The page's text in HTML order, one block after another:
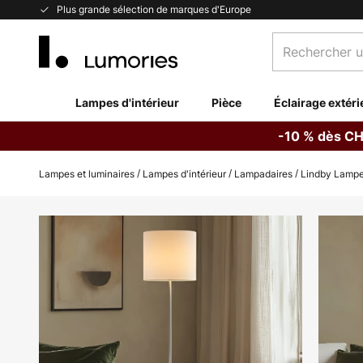
Plus grande sélection de marques d'Europe
Allez
un
catégorie...
Lampes d'intérieur Pièce Éclairage
-10 % dès
Lampes et luminaires Lampes d'intérieur Lampadaires Lindby
the
end
images